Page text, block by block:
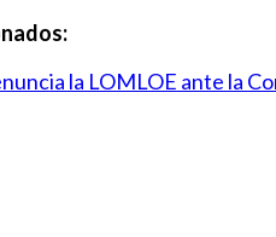
la LOMLOE ante la